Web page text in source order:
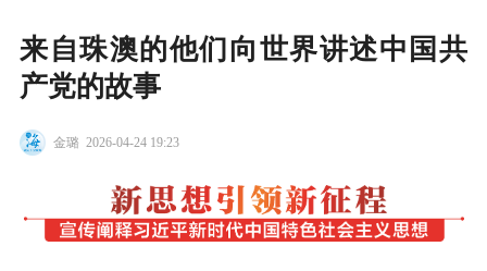
来自珠澳的他们向世界讲述中国共
产党的故事
金璐 2026-04-24 19:23